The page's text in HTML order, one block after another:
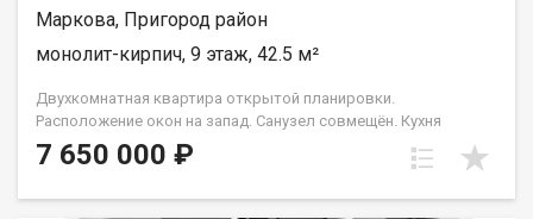
Маркова, Пригород район
монолит-кирпич, 9 этаж, 42.5 м²
Двухкомнатная квартира открытой планировки.
Расположение окон на запад. Санузел совмещён. Кухня
выделена в нишу. Идеальное решение для первого жилья или
в качестве инвестиций. Прекрасно подойдет молодой семье
7 650 000 ₽